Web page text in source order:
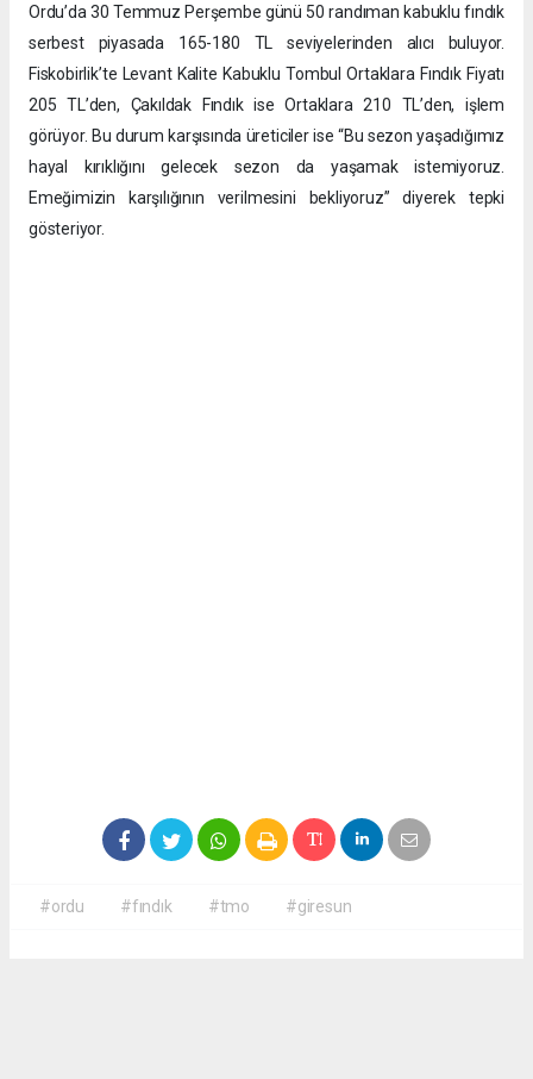
Ordu’da 30 Temmuz Perşembe günü 50 randıman kabuklu fındık
serbest piyasada 165-180 TL seviyelerinden alıcı buluyor.
Fiskobirlik’te Levant Kalite Kabuklu Tombul Ortaklara Fındık Fiyatı
205 TL’den, Çakıldak Fındık ise Ortaklara 210 TL’den, işlem
görüyor. Bu durum karşısında üreticiler ise “Bu sezon yaşadığımız
hayal kırıklığını gelecek sezon da yaşamak istemiyoruz.
Emeğimizin karşılığının verilmesini bekliyoruz” diyerek tepki
gösteriyor.
#ordu #fındık #tmo #giresun